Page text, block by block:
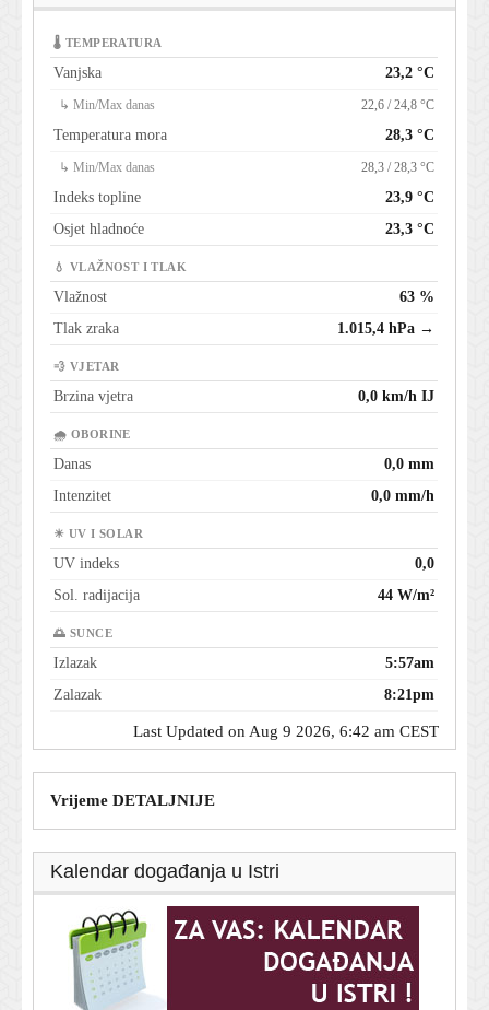
🌡 TEMPERATURA
Vanjska 23,2 °C
↳ Min/Max danas 22,6 / 24,8 °C
Temperatura mora 28,3 °C
↳ Min/Max danas 28,3 / 28,3 °C
Indeks topline
23,9 °C
Osjet hladnoće
23,3 °C
💧 VLAŽNOST I TLAK
Vlažnost
63 %
Tlak zraka
1.015,4 hPa →
💨 VJETAR
Brzina vjetra 0,0 km/h IJ
🌧 OBORINE
Danas
0,0 mm
Intenzitet
0,0 mm/h
☀ UV I SOLAR
UV indeks
0,0
Sol. radijacija
44 W/m²
🌅 SUNCE
Izlazak
5:57am
Zalazak
8:21pm
Last Updated on Aug 9 2026, 6:42 am CEST
Vrijeme DETALJNIJE
Kalendar događanja u Istri